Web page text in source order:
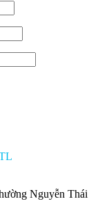
Nguyễn